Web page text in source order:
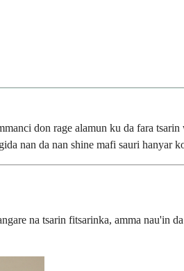
don rage alamun ku da fara tsarin
nan da nan shine mafi sauri hanyar
na tsarin fitsarinka, amma nau'in